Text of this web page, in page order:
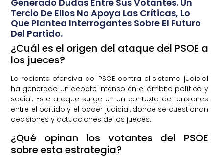
Generado Dudas Entre Sus Votantes. Un
Tercio De Ellos No Apoya Las Críticas, Lo
Que Plantea Interrogantes Sobre El Futuro
Del Partido.
¿Cuál es el origen del ataque del PSOE a
los jueces?
La reciente ofensiva del PSOE contra el sistema judicial
ha generado un debate intenso en el ámbito político y
social. Este ataque surge en un contexto de tensiones
entre el partido y el poder judicial, donde se cuestionan
decisiones y actuaciones de los jueces.
¿Qué opinan los votantes del PSOE
sobre esta estrategia?